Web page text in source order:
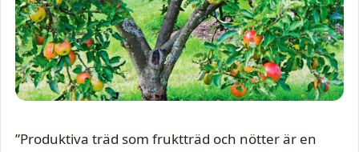
”Produktiva träd som fruktträd och nötter är en